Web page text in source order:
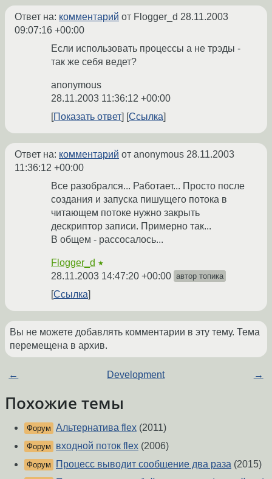
Ответ на: комментарий от Flogger_d 28.11.2003
09:07:16 +00:00
Если использовать процессы а не трэды -
так же себя ведет?
anonymous
28.11.2003 11:36:12 +00:00
Показать ответ
Ссылка
Ответ на: комментарий от anonymous 28.11.2003
11:36:12 +00:00
Все разобрался... Работает... Просто после
создания и запуска пишущего потока в
читающем потоке нужно закрыть
дескриптор записи. Примерно так...
В общем - рассосалось...
Flogger_d ★
28.11.2003 14:47:20 +00:00 автор топика
Ссылка
Вы не можете добавлять комментарии в эту тему. Тема
перемещена в архив.
← Development →
Похожие темы
Форум Альтернатива flex (2011)
Форум входной поток flex (2006)
Форум Процесс выводит сообщение два раза (2015)